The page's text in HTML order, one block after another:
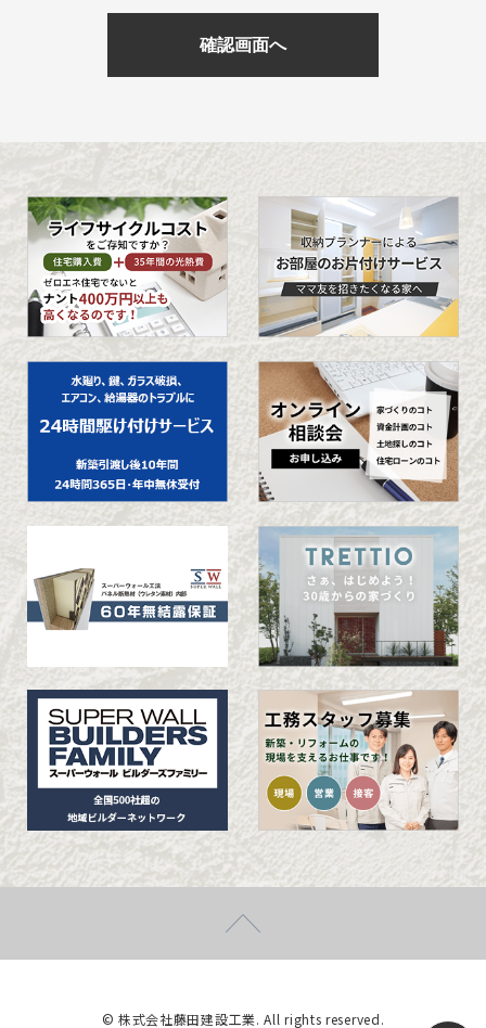
© 株式会社藤田建設工業. All rights reserved.